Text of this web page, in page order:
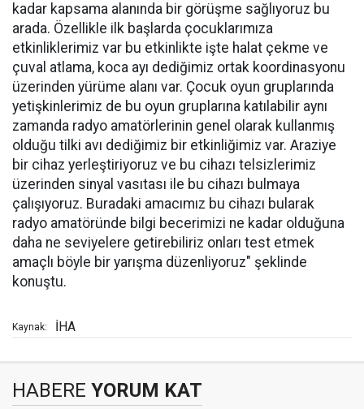
kadar kapsama alanında bir görüşme sağlıyoruz bu
arada. Özellikle ilk başlarda çocuklarımıza
etkinliklerimiz var bu etkinlikte işte halat çekme ve
çuval atlama, koca ayı dediğimiz ortak koordinasyonu
üzerinden yürüme alanı var. Çocuk oyun gruplarında
yetişkinlerimiz de bu oyun gruplarına katılabilir aynı
zamanda radyo amatörlerinin genel olarak kullanmış
olduğu tilki avı dediğimiz bir etkinliğimiz var. Araziye
bir cihaz yerleştiriyoruz ve bu cihazı telsizlerimiz
üzerinden sinyal vasıtası ile bu cihazı bulmaya
çalışıyoruz. Buradaki amacımız bu cihazı bularak
radyo amatöründe bilgi becerimizi ne kadar olduğuna
daha ne seviyelere getirebiliriz onları test etmek
amaçlı böyle bir yarışma düzenliyoruz" şeklinde
konuştu.
Kaynak: İHA
HABERE YORUM KAT